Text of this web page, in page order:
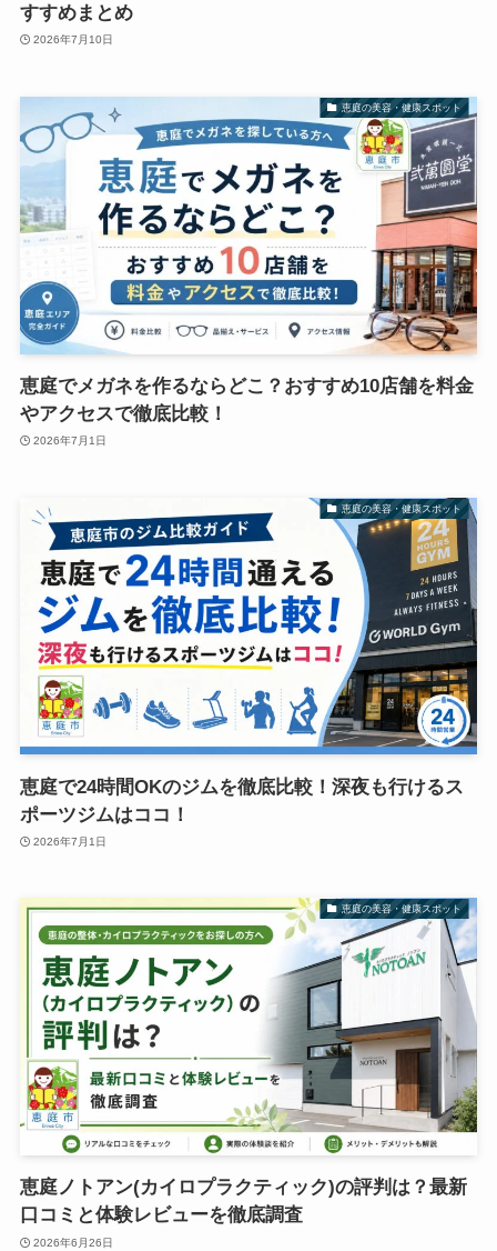
すすめまとめ
2026年7月10日
恵庭の美容・健康スポット
恵庭でメガネを作るならどこ？おすすめ10店舗を料金
やアクセスで徹底比較！
2026年7月1日
恵庭の美容・健康スポット
恵庭で24時間OKのジムを徹底比較！深夜も行けるス
ポーツジムはココ！
2026年7月1日
恵庭の美容・健康スポット
恵庭ノトアン(カイロプラクティック)の評判は？最新
口コミと体験レビューを徹底調査
2026年6月26日